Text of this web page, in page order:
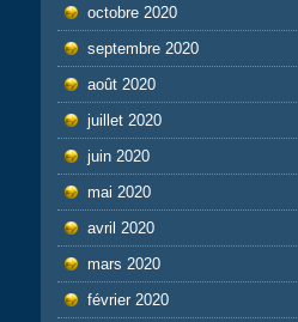
octobre 2020
septembre 2020
août 2020
juillet 2020
juin 2020
mai 2020
avril 2020
mars 2020
février 2020